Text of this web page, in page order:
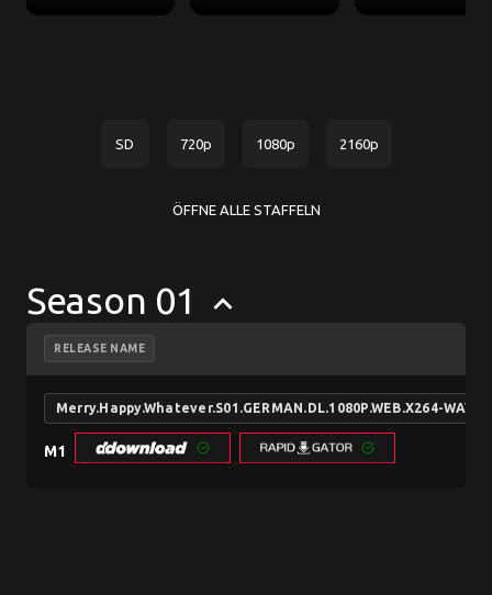
SD 720p 1080p 2160p
ÖFFNE ALLE STAFFELN
Season 01 keyboard_arrow_up
RELEASE NAME
Merry.Happy.Whatever.S01.GERMAN.DL.1080P.WEB.X264-
M1